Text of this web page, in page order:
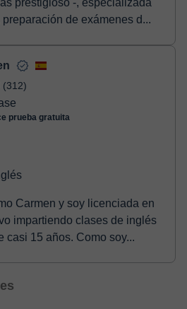
prestigioso -, especializada
de exámenes d...
(312)
prueba gratuita
impartiendo clases de inglés
casi 15 años. Como soy...